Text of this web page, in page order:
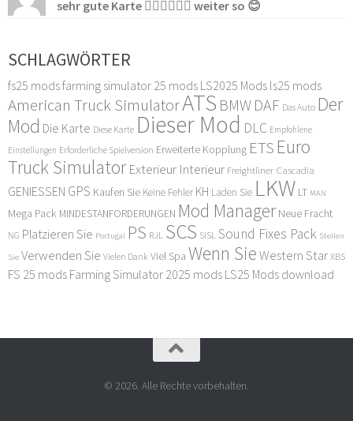
sehr gute Karte 👍🏻👍🏻👍🏻 weiter so 😊
SCHLAGWÖRTER
fs25 modsfarming simulator 25 mods LS2025 Mods ls25 mods
American Truck SimulatorATS BMW DAF Das Auto Der
Mod Die Karte Diese Karte Dieser Mod DLC Empfohlene
Einstellungen Erforderliche Spielversion Erweiterte Kopplung ETS Euro
Truck Simulator Exterieur Interieur Freightliner Cascadia
GENIESSEN GPS Kaufen Sie Keine Fehler KH Laden Sie LKW LT MAN
Mega Pack MINDESTANFORDERUNGEN Mod Manager Neue Fracht
NG Platzieren Sie Portugal PS RJL SCS SISLSound Fixes Pack Stellen
Sie Verwenden Sie Vielen Dank Viel Spa Wenn Sie Western Star XBS
FS 25 mods Farming Simulator 2025 mods LS25 Mods download
© 2026. Alle Rechte vorbehalten.